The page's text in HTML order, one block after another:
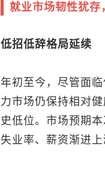
就业市场韧性犹存
低招低辞格局延续
年初至今，尽管面
力市场仍保持相对
史低位。市场预期
失业率、薪资渐进上